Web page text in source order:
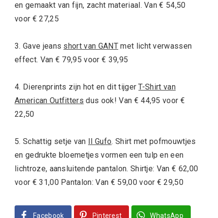
en gemaakt van fijn, zacht materiaal. Van € 54,50
voor € 27,25
3. Gave jeans short van GANTmet licht verwassen
effect. Van € 79,95 voor € 39,95
4. Dierenprints zijn hot en dit tijgerT-Shirt van
American Outfitters dus ook! Van € 44,95 voor €
22,50
5. Schattig setje van Il Gufo. Shirt met pofmouwtjes
en gedrukte bloemetjes vormen een tulp en een
lichtroze, aansluitende pantalon. Shirtje: Van € 62,00
voor € 31,00 Pantalon: Van € 59,00 voor € 29,50
Facebook Pinterest WhatsApp